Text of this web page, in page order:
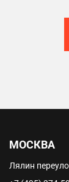
МОСКВА
Лялин